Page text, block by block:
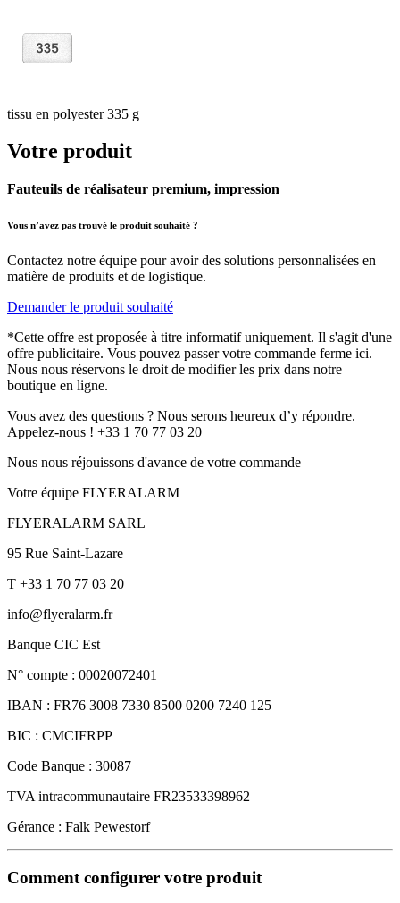
tissu en polyester 335 g
Votre produit
Fauteuils de réalisateur premium, impression
Vous n’avez pas trouvé le produit souhaité ?
Contactez notre équipe pour avoir des solutions personnalisées en
matière de produits et de logistique.
Demander le produit souhaité
*Cette offre est proposée à titre informatif uniquement. Il s'agit d'une
offre publicitaire. Vous pouvez passer votre commande ferme ici.
Nous nous réservons le droit de modifier les prix dans notre
boutique en ligne.
Vous avez des questions ? Nous serons heureux d’y répondre.
Appelez-nous ! +33 1 70 77 03 20
Nous nous réjouissons d'avance de votre commande
Votre équipe FLYERALARM
FLYERALARM SARL
95 Rue Saint-Lazare
T +33 1 70 77 03 20
info@flyeralarm.fr
Banque CIC Est
N° compte : 00020072401
IBAN : FR76 3008 7330 8500 0200 7240 125
BIC : CMCIFRPP
Code Banque : 30087
TVA intracommunautaire FR23533398962
Gérance : Falk Pewestorf
Comment configurer votre produit